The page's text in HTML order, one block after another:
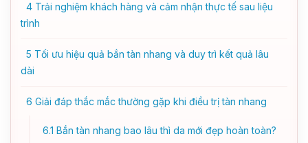
4 Trải nghiệm khách hàng và cảm nhận thực tế sau liệu
trình
5 Tối ưu hiệu quả bắn tàn nhang và duy trì kết quả lâu
dài
6 Giải đáp thắc mắc thường gặp khi điều trị tàn nhang
6.1 Bắn tàn nhang bao lâu thì da mới đẹp hoàn toàn?